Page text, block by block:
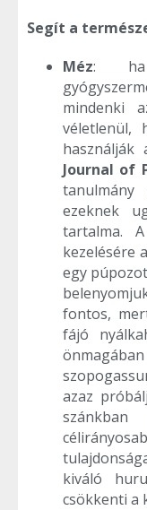
Segít a
Méz: ha
mindenki
véletlenül,
használják
Journal of
ezeknek
tartalma.
kezelésére
egy
fontos,
fájó
azaz
kiváló
csökkenti a